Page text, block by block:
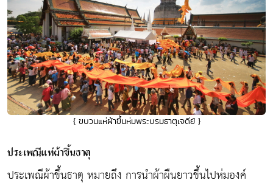
{ ขบวนแห่ผ้าขึ้นห่มพระบรมธาตุเจดีย์ }
ประเพณีแห่ผ้าขึ้นธาตุ
ประเพณีผ้าขึ้นธาตุ หมายถึง การนำผ้าผืนยาวขึ้นไปห่มองค์